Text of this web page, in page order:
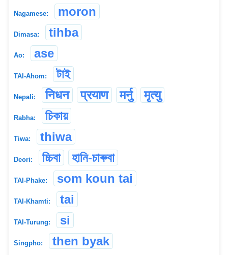
Nagamese: moron
Dimasa: tihba
Ao: ase
TAI-Ahom: টাই
Nepali: निधन प्रयाण मर्नु मृत्यु
Rabha: চিকায়
Tiwa: thiwa
Deori: চ্চিবা হানি-চাৰুবা
TAI-Phake: som koun tai
TAI-Khamti: tai
TAI-Turung: si
Singpho: then byak